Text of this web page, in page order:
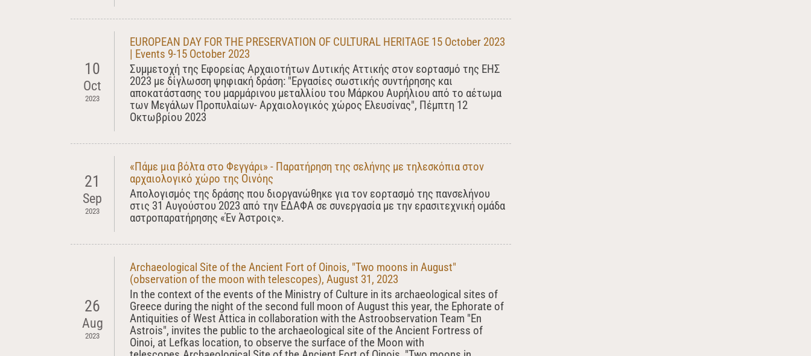
10
Oct
2023
EUROPEAN DAY FOR THE PRESERVATION OF CULTURAL HERITAGE 15 October 2023
| Events 9-15 October 2023
Συμμετοχή της Εφορείας Αρχαιοτήτων Δυτικής Αττικής στον εορτασμό της ΕΗΣ
2023 με δίγλωσση ψηφιακή δράση: "Εργασίες σωστικής συντήρησης και
αποκατάστασης του μαρμάρινου μεταλλίου του Μάρκου Αυρήλιου από το αέτωμα
των Μεγάλων Προπυλαίων- Αρχαιολογικός χώρος Ελευσίνας", Πέμπτη 12
Οκτωβρίου 2023
21
Sep
2023
«Πάμε μια βόλτα στο Φεγγάρι» - Παρατήρηση της σελήνης με τηλεσκόπια στον
αρχαιολογικό χώρο της Οινόης
Απολογισμός της δράσης που διοργανώθηκε για τον εορτασμό της πανσελήνου
στις 31 Αυγούστου 2023 από την ΕΔΑΦΑ σε συνεργασία με την ερασιτεχνική ομάδα
αστροπαρατήρησης «Έν Άστροις».
26
Aug
2023
Archaeological Site of the Ancient Fort of Oinois, "Two moons in August"
(observation of the moon with telescopes), August 31, 2023
In the context of the events of the Ministry of Culture in its archaeological sites of
Greece during the night of the second full moon of August this year, the Ephorate of
Antiquities of West Attica in collaboration with the Astroobservation Team "En
Astrois", invites the public to the archaeological site of the Ancient Fortress of
Oinoi, at Lefkas location, to observe the surface of the Moon with